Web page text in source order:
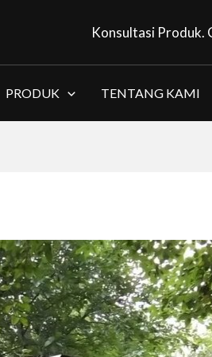
Konsultasi Produk.
PRODUK TENTANG KAMI